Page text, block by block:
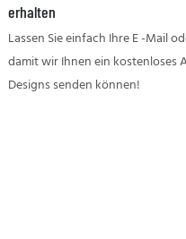
erhalten
Lassen Sie einfach Ihre E -Mail
damit wir Ihnen ein kostenloses
Designs senden können!